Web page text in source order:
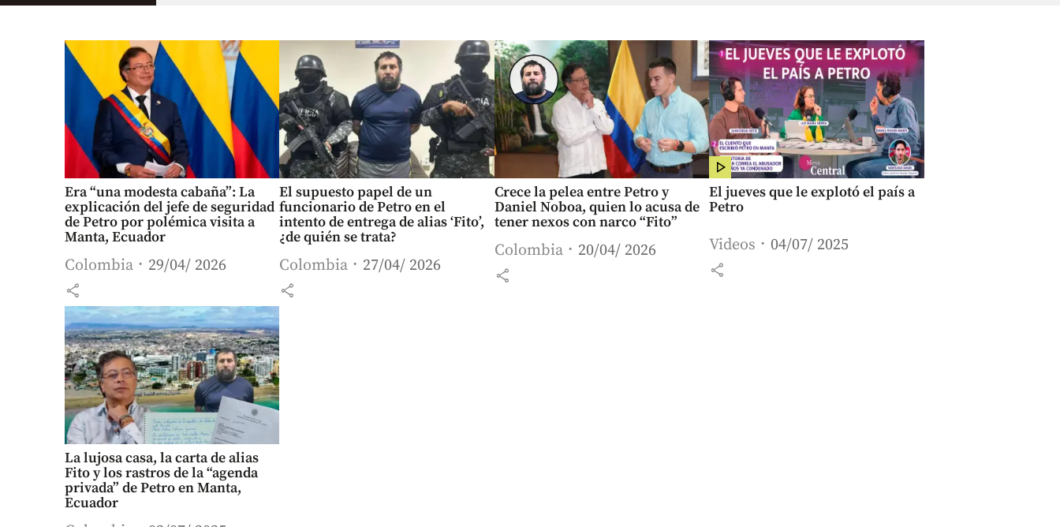
Era “una modesta cabaña”: La
explicación del jefe de seguridad
de Petro por polémica visita a
Manta, Ecuador
Colombia 29/04/ 2026
share
El supuesto papel de un
funcionario de Petro en el
intento de entrega de alias ‘Fito’,
¿de quién se trata?
Colombia 27/04/ 2026
share
Crece la pelea entre Petro y
Daniel Noboa, quien lo acusa de
tener nexos con narco “Fito”
Colombia 20/04/ 2026
share
El jueves que le explotó el país a
Petro
Videos 04/07/ 2025
share
La lujosa casa, la carta de alias
Fito y los rastros de la “agenda
privada” de Petro en Manta,
Ecuador